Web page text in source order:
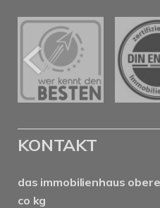
KONTAKT
das immobilienhaus
co kg